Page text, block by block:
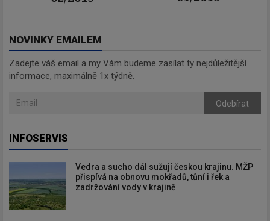
NOVINKY EMAILEM
Zadejte váš email a my Vám budeme zasílat ty nejdůležitější
informace, maximálně 1x týdně.
Odebírat
INFOSERVIS
Vedra a sucho dál sužují českou krajinu. MŽP
přispívá na obnovu mokřadů, tůní i řek a
zadržování vody v krajině